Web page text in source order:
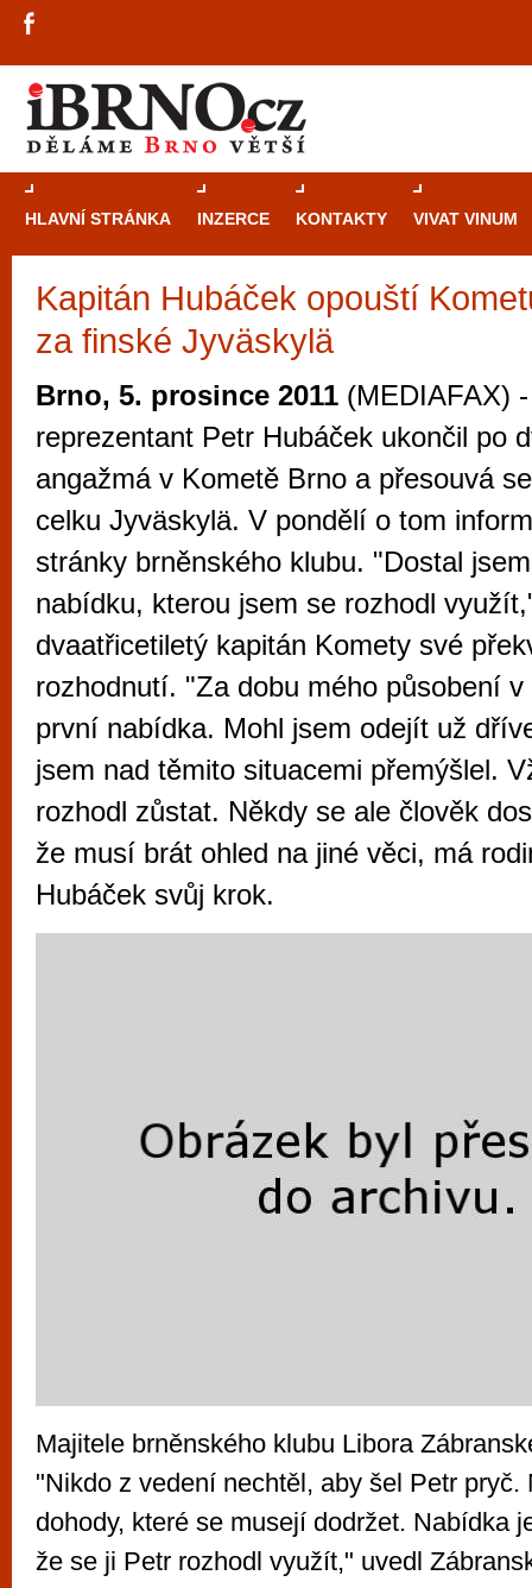
HLAVNÍ STRÁNKA INZERCE KONTAKTY VIVAT VINUM
Kapitán Hubáček opouští
za finské Jyväskylä
Brno, 5. prosince 2011 (MEDIAFAX)
reprezentant Petr Hubáček ukončil po
angažmá v Kometě Brno a přesouvá
celku Jyväskylä. V pondělí o tom
stránky brněnského klubu. "Dostal
nabídku, kterou jsem se rozhodl
dvaatřicetiletý kapitán Komety své
rozhodnutí. "Za dobu mého působení
první nabídka. Mohl jsem odejít už
jsem nad těmito situacemi přemýšlel.
rozhodl zůstat. Někdy se ale člověk
že musí brát ohled na jiné věci, má
Hubáček svůj krok.
Majitele brněnského klubu Libora
"Nikdo z vedení nechtěl, aby šel Petr pryč.
dohody, které se musejí dodržet. Nabídka
že se ji Petr rozhodl využít," uvedl
Průvodce
Brno je
zajímavé
restaurace,
Mimo jiné je ale také místem, kde si
vyzkoušet různé kasinové hry. V
metropoli naleznete širokou nabídku her
po moderní automaty jak pro pravidelné
příležitostné hráče. V...